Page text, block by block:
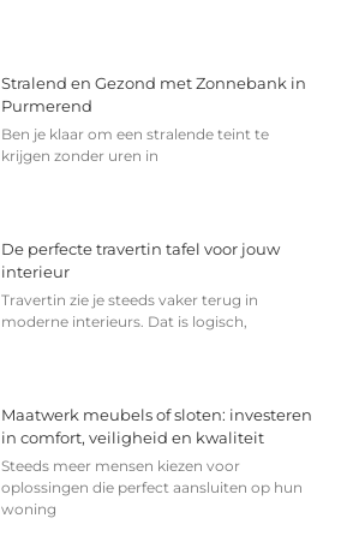
Stralend en Gezond met Zonnebank in
Purmerend
Ben je klaar om een stralende teint te
krijgen zonder uren in
De perfecte travertin tafel voor jouw
interieur
Travertin zie je steeds vaker terug in
moderne interieurs. Dat is logisch,
Maatwerk meubels of sloten: investeren
in comfort, veiligheid en kwaliteit
Steeds meer mensen kiezen voor
oplossingen die perfect aansluiten op hun
woning